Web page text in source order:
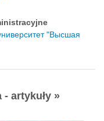
"Высшая
- artykuły »